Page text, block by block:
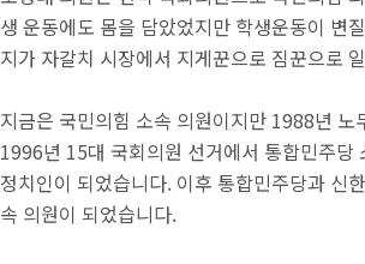
생 운동에도 몸을 담았었지만 학생운동이 변
지가 자갈치 시장에서 지게꾼으로 짐꾼으로
지금은 국민의힘 소속 의원이지만 1988년
1996년 15대 국회의원 선거에서 통합민주당
정치인이 되었습니다. 이후 통합민주당과 신
속 의원이 되었습니다.